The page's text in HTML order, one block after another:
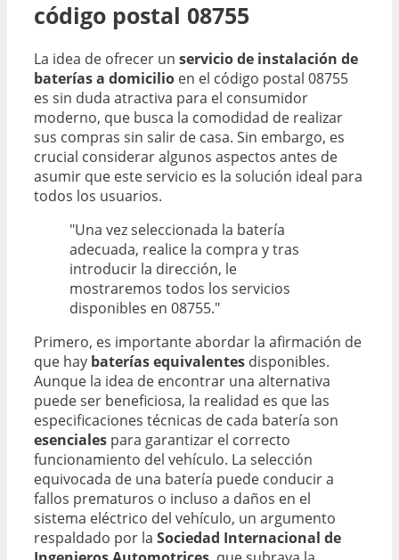
código postal 08755
La idea de ofrecer un servicio de instalación de
baterías a domicilio en el código postal 08755
es sin duda atractiva para el consumidor
moderno, que busca la comodidad de realizar
sus compras sin salir de casa. Sin embargo, es
crucial considerar algunos aspectos antes de
asumir que este servicio es la solución ideal para
todos los usuarios.
"Una vez seleccionada la batería
adecuada, realice la compra y tras
introducir la dirección, le
mostraremos todos los servicios
disponibles en 08755."
Primero, es importante abordar la afirmación de
que hay baterías equivalentes disponibles.
Aunque la idea de encontrar una alternativa
puede ser beneficiosa, la realidad es que las
especificaciones técnicas de cada batería son
esenciales para garantizar el correcto
funcionamiento del vehículo. La selección
equivocada de una batería puede conducir a
fallos prematuros o incluso a daños en el
sistema eléctrico del vehículo, un argumento
respaldado por la Sociedad Internacional de